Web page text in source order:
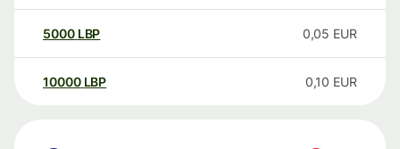
5000 LBP 0,05 EUR
10000 LBP 0,10 EUR